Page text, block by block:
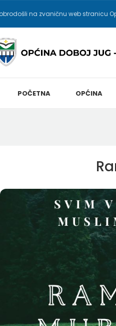
na zvaničnu web stranicu
POČETNA OPĆINA